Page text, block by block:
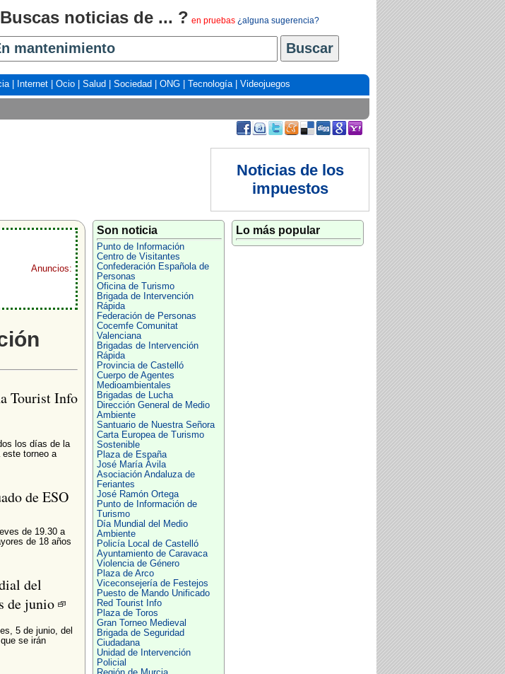
noticias de ... ? en pruebas ¿alguna sugerencia?
| Internet Ocio Salud Sociedad ONG Tecnología| Videojuegos
Noticias de los
impuestos
Anuncios:
Tourist Info
los días de la
torneo a
de ESO
de 19.30 a
de 18 años
del
de junio
5 de junio, del
se irán
Son noticia
Punto de Información
Centro de Visitantes
Confederación Española de
Personas
Oficina de Turismo
Brigada de Intervención
Rápida
Federación de Personas
Cocemfe Comunitat
Valenciana
Brigadas de Intervención
Rápida
Provincia de Castelló
Cuerpo de Agentes
Medioambientales
Brigadas de Lucha
Dirección General de Medio
Ambiente
Santuario de Nuestra Señora
Carta Europea de Turismo
Sostenible
Plaza de España
José María Ávila
Asociación Andaluza de
Feriantes
José Ramón Ortega
Punto de Información de
Turismo
Día Mundial del Medio
Ambiente
Policía Local de Castelló
Ayuntamiento de Caravaca
Violencia de Género
Plaza de Arco
Viceconsejería de Festejos
Puesto de Mando Unificado
Red Tourist Info
Plaza de Toros
Gran Torneo Medieval
Brigada de Seguridad
Ciudadana
Unidad de Intervención
Policial
Lo más popular